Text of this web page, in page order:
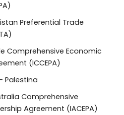
Preferential Trade
Comprehensive Economic
(ICCEPA)
Palestina
Comprehensive
Agreement (IACEPA)